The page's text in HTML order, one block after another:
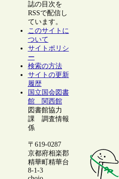
誌の目次を
RSSで配信し
ています。
このサイトに
ついて
サイトポリシ
ー
検索の方法
サイトの更新
履歴
国立国会図書
館 関西館
図書館協力
課 調査情報
係
〒619-0287
京都府相楽郡
精華町精華台
8-1-3